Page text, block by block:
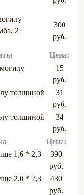
2
300
руб.
Цена:
15
руб.
толщиной
31
руб.
толщиной
34
руб.
Цена:
1,6 * 2,3
390
руб.
2,0 * 2,3
430
руб.